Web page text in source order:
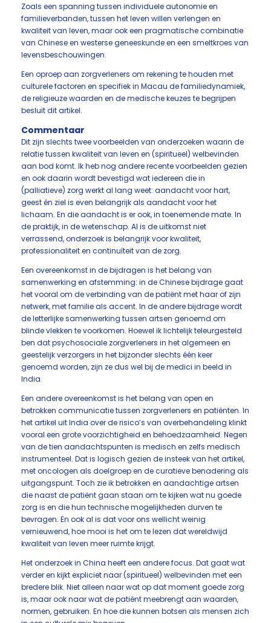
Zoals een spanning tussen individuele autonomie en
familieverbanden, tussen het leven willen verlengen en
kwaliteit van leven, maar ook een pragmatische combinatie
van Chinese en westerse geneeskunde en een smeltkroes van
levensbeschouwingen.
Een oproep aan zorgverleners om rekening te houden met
culturele factoren en specifiek in Macau de familiedynamiek,
de religieuze waarden en de medische keuzes te begrijpen
besluit dit artikel.
Commentaar
Dit zijn slechts twee voorbeelden van onderzoeken waarin de
relatie tussen kwaliteit van leven en (spiritueel) welbevinden
aan bod komt. Ik heb nog andere recente voorbeelden gezien
en ook daarin wordt bevestigd wat iedereen die in
(palliatieve) zorg werkt al lang weet: aandacht voor hart,
geest én ziel is even belangrijk als aandacht voor het
lichaam. En die aandacht is er ook, in toenemende mate. In
de praktijk, in de wetenschap. Al is de uitkomst niet
verrassend, onderzoek is belangrijk voor kwaliteit,
professionaliteit en continuïteit van de zorg.
Een overeenkomst in de bijdragen is het belang van
samenwerking en afstemming: in de Chinese bijdrage gaat
het vooral om de verbinding van de patiënt met haar of zijn
netwerk, met familie als accent. In de andere bijdrage wordt
de letterlijke samenwerking tussen artsen genoemd om
blinde vlekken te voorkomen. Hoewel ik lichtelijk teleurgesteld
ben dat psychosociale zorgverleners in het algemeen en
geestelijk verzorgers in het bijzonder slechts één keer
genoemd worden, zijn ze dus wel bij de medici in beeld in
India.
Een andere overeenkomst is het belang van open en
betrokken communicatie tussen zorgverleners en patiënten. In
het artikel uit India over de risico’s van overbehandeling klinkt
vooral een grote voorzichtigheid en behoedzaamheid. Negen
van de tien aandachtspunten is medisch en zelfs medisch
instrumenteel. Dat is logisch gezien de insteek van het artikel,
met oncologen als doelgroep en de curatieve benadering als
uitgangspunt. Toch zie ik betrokken en aandachtige artsen
die naast de patiënt gaan staan om te kijken wat nu goede
zorg is en die hun technische mogelijkheden durven te
bevragen. En ook al is dat voor ons wellicht weinig
vernieuwend, hoe mooi is het om te lezen dat wereldwijd
kwaliteit van leven meer ruimte krijgt.
Het onderzoek in China heeft een andere focus. Dat gaat wat
verder en kijkt expliciet naar (spiritueel) welbevinden met een
bredere blik. Niet alleen naar wat op dat moment goede zorg
is, maar ook naar wat de patiënt meebrengt aan waarden,
normen, gebruiken. En hoe die kunnen botsen als mensen zich